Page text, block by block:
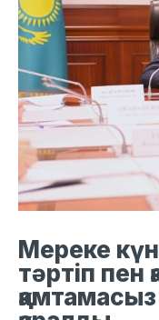
Мереке
тәртіп пен